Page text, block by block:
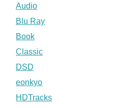
Audio
Blu Ray
Book
Classic
DSD
eonkyo
HDTracks